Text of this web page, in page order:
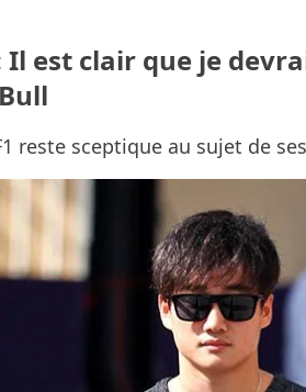
Il est clair que je
reste sceptique au sujet de